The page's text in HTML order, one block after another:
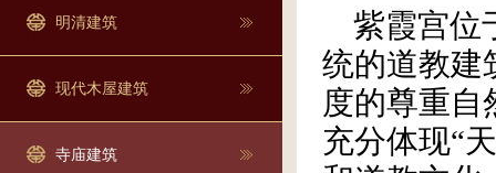
明清建筑
现代木屋建筑
寺庙建筑
紫霞宫位
统的道教建
度的尊重自
充分体现“